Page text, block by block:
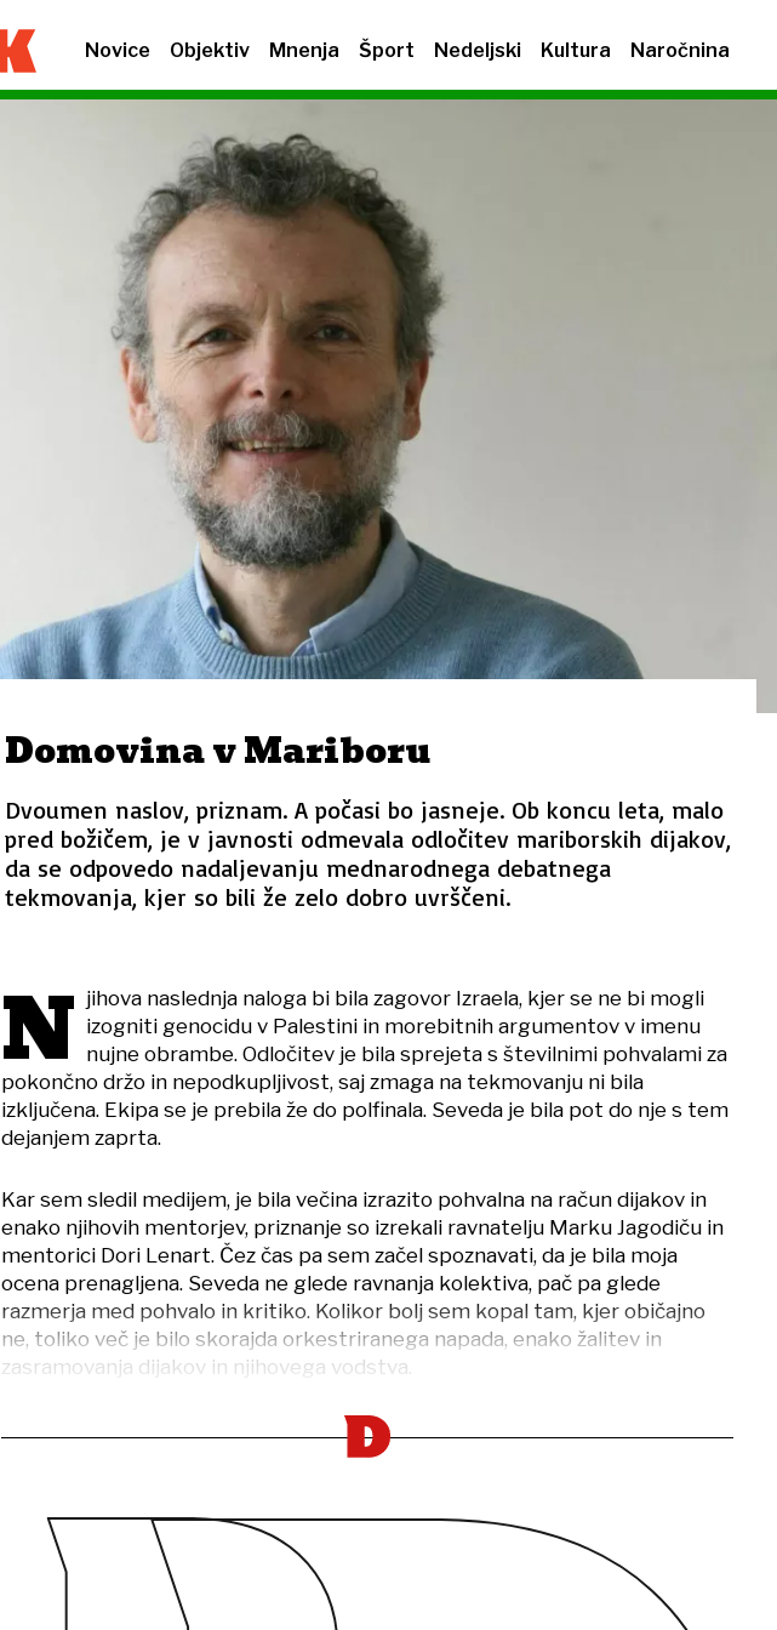
Novice Objektiv Mnenja Šport Nedeljski Kultura Naročnina
Domovina v Mariboru
Dvoumen naslov, priznam. A počasi bo jasneje. Ob koncu leta, malo
pred božičem, je v javnosti odmevala odločitev mariborskih dijakov,
da se odpovedo nadaljevanju mednarodnega debatnega
tekmovanja, kjer so bili že zelo dobro uvrščeni.
N jihova naslednja naloga bi bila zagovor Izraela, kjer se ne bi mogli
izogniti genocidu v Palestini in morebitnih argumentov v imenu
nujne obrambe. Odločitev je bila sprejeta s številnimi pohvalami za
pokončno držo in nepodkupljivost, saj zmaga na tekmovanju ni bila
izključena. Ekipa se je prebila že do polfinala. Seveda je bila pot do nje s tem
dejanjem zaprta.
Kar sem sledil medijem, je bila večina izrazito pohvalna na račun dijakov in
enako njihovih mentorjev, priznanje so izrekali ravnatelju Marku Jagodiču in
mentorici Dori Lenart. Čez čas pa sem začel spoznavati, da je bila moja
ocena prenagljena. Seveda ne glede ravnanja kolektiva, pač pa glede
razmerja med pohvalo in kritiko. Kolikor bolj sem kopal tam, kjer običajno
ne, toliko več je bilo skorajda orkestriranega napada, enako žalitev in
zasramovanja dijakov in njihovega vodstva.